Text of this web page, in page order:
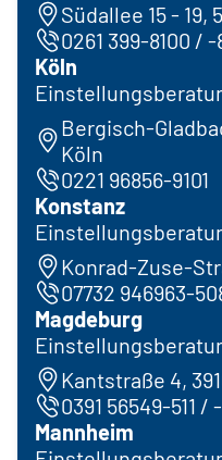
Südallee 15 - 19,
0261 399-8100 / -
Köln
Bergisch-
Köln
0221 96856-9101
Konstanz
Konrad-Zuse-
07732 946963-
Magdeburg
Kantstraße 4,
0391 56549-511 /
Mannheim